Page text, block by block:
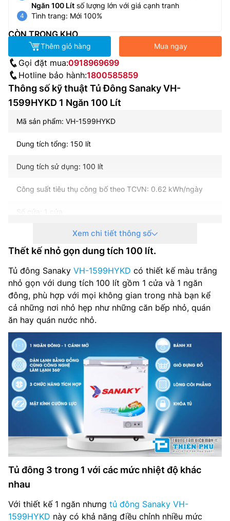
Ngăn 100 Lít số lượng lớn với giá cạnh tranh
Tình trang: Mới 100%
CÒN TRONG KHO
Thêm giỏ hàng Mua ngay
Gọi đặt mua:0918969699
Hotline bảo hành:1800585859
Thông số kỹ thuật Tủ Đông Sanaky VH-
1599HYKD 1 Ngăn 100 Lít
Mã sản phẩm: VH-1599HYKD
Dung tích tổng: 150 lít
Dung tích sử dụng: 100 lít
Công suất tiêu thụ công bố theo TCVN: 0.62 kWh/ngày
Số ngăn: 1 ngăn đông
Nhiệt độ ngăn đông (độ C): Dưới -18 độ C
Công nghệ làm lạnh: Trực tiếp
Chất liệu dàn lạnh: Đồng
Chất liệu cửa tủ: Nhựa
Chất liệu lòng tủ: Hợp kim nhôm sơn tĩnh điện
Chất liệu thân tủ: Thép sơn tĩnh điện
Kích thước, trọng lượng: Cao 80 cm – Ngang 62 cm – Sâu
59 cm – Nặng 32 kg
Loại Gas: R600a
Độ ồn: 32-42dB
Sản xuất tại: Việt Nam
Xem chi tiết thông số
Thết kế nhỏ gọn dung tích 100 lít.
Tủ đông Sanaky VH-1599HYKD có thiết kế màu trắng
nhỏ gọn với dung tích 100 lít gồm 1 cửa và 1 ngăn
đông, phù hợp với mọi không gian trong nhà bạn kể
cả những nơi nhỏ hẹp như những căn bếp nhỏ, quán
ăn hay quán nước nhỏ.
Tủ đông 3 trong 1 với các mức nhiệt độ khác
nhau
Với thiết kế 1 ngăn nhưng tủ đông Sanaky VH-
1599HYKD này có khả năng điều chỉnh nhiều mức